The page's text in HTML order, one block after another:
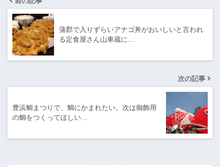
蒲郡で入りずらいアナゴ丼がおいしいと言われ
る定食屋さん山車蔵に…
次の記事
豊浜鯛まつりで、鯛にかまれたい。次は御飾用
の鯛をつくってほしい…